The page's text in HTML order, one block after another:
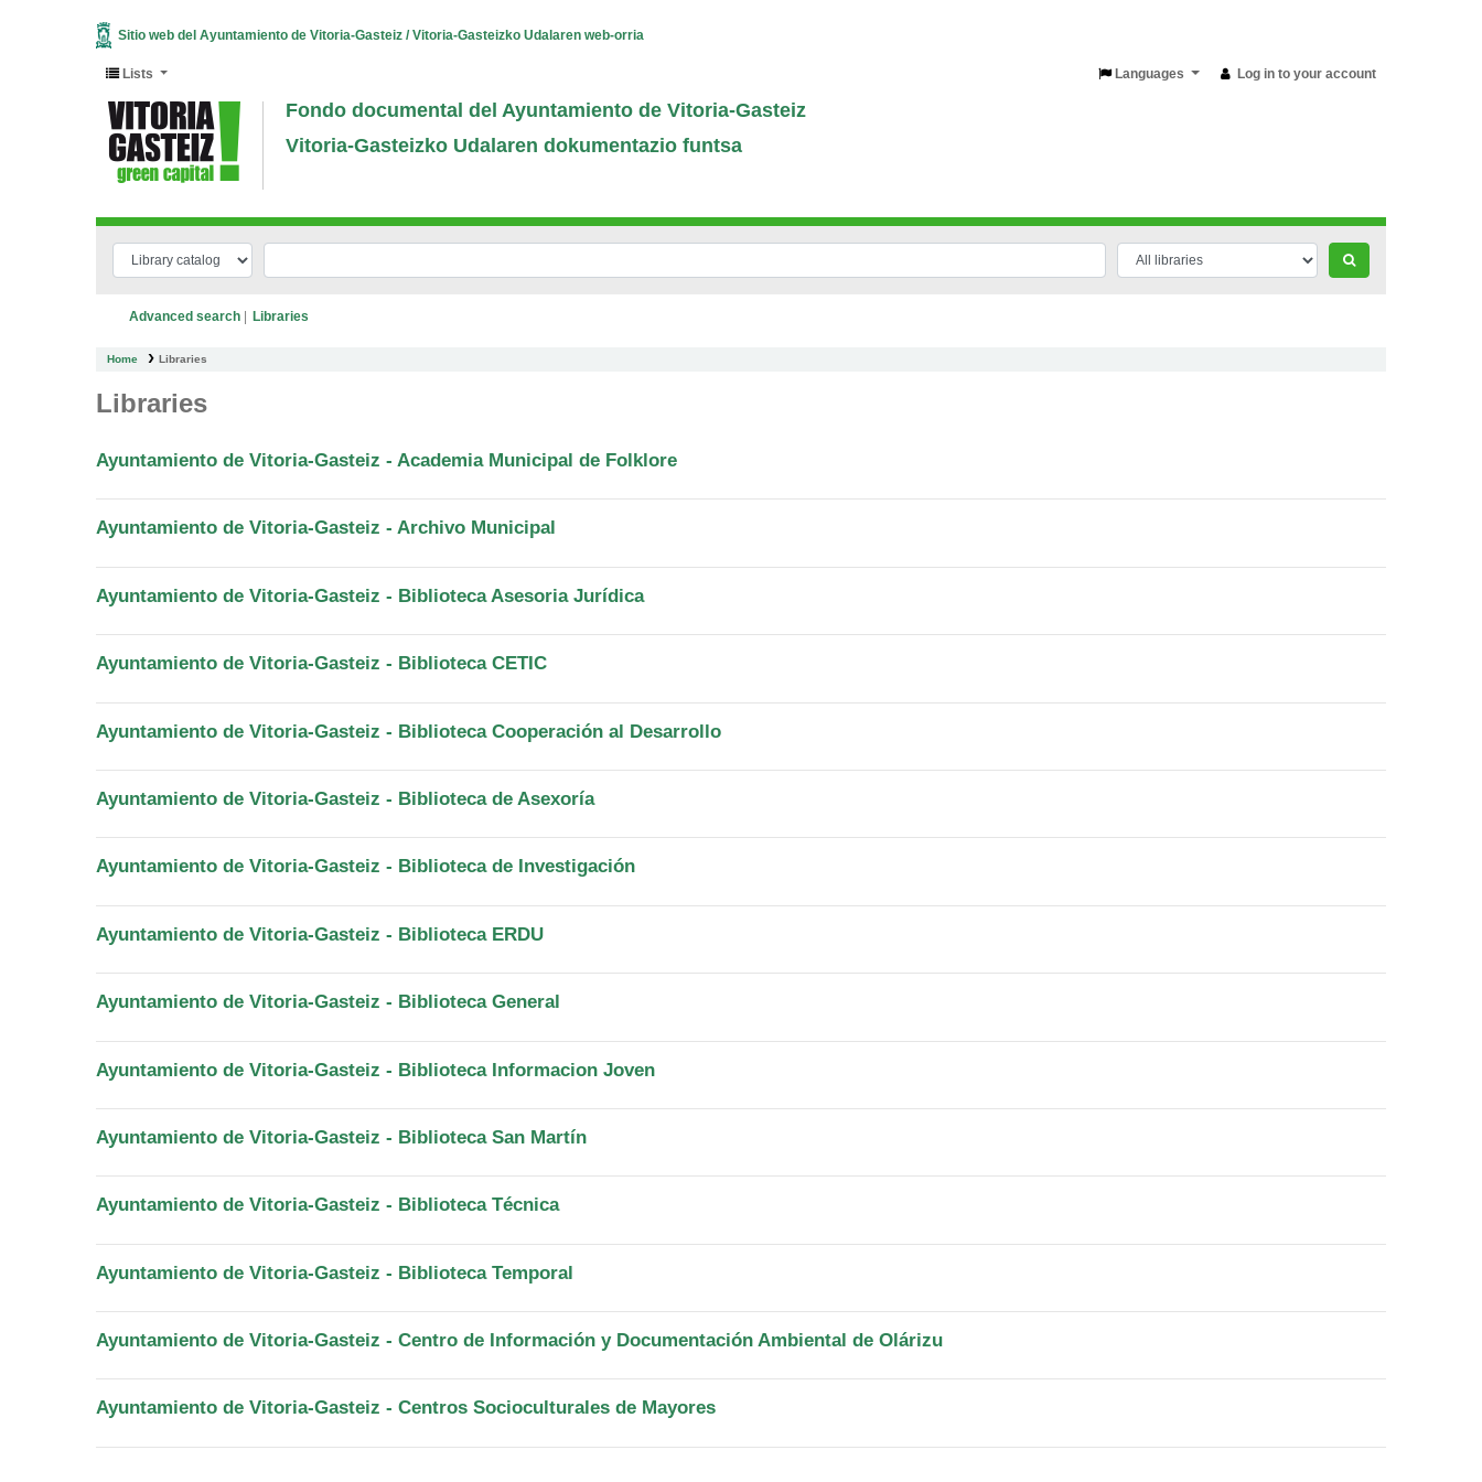
Fondo documental del Ayuntamiento de Vitoria-Gasteiz
Vitoria-Gasteizko Udalaren dokumentazio funtsa
Lists Languages Log in to your account
Sitio web del Ayuntamiento de Vitoria-Gasteiz / Vitoria-Gasteizko Udalaren web-orria
Advanced search Libraries
Home Libraries
Libraries
Ayuntamiento de Vitoria-Gasteiz - Academia Municipal de Folklore
Ayuntamiento de Vitoria-Gasteiz - Archivo Municipal
Ayuntamiento de Vitoria-Gasteiz - Biblioteca Asesoria Jurídica
Ayuntamiento de Vitoria-Gasteiz - Biblioteca CETIC
Ayuntamiento de Vitoria-Gasteiz - Biblioteca Cooperación al Desarrollo
Ayuntamiento de Vitoria-Gasteiz - Biblioteca de Asexoría
Ayuntamiento de Vitoria-Gasteiz - Biblioteca de Investigación
Ayuntamiento de Vitoria-Gasteiz - Biblioteca ERDU
Ayuntamiento de Vitoria-Gasteiz - Biblioteca General
Ayuntamiento de Vitoria-Gasteiz - Biblioteca Informacion Joven
Ayuntamiento de Vitoria-Gasteiz - Biblioteca San Martín
Ayuntamiento de Vitoria-Gasteiz - Biblioteca Técnica
Ayuntamiento de Vitoria-Gasteiz - Biblioteca Temporal
Ayuntamiento de Vitoria-Gasteiz - Centro de Información y Documentación Ambiental de Olárizu
Ayuntamiento de Vitoria-Gasteiz - Centros Socioculturales de Mayores